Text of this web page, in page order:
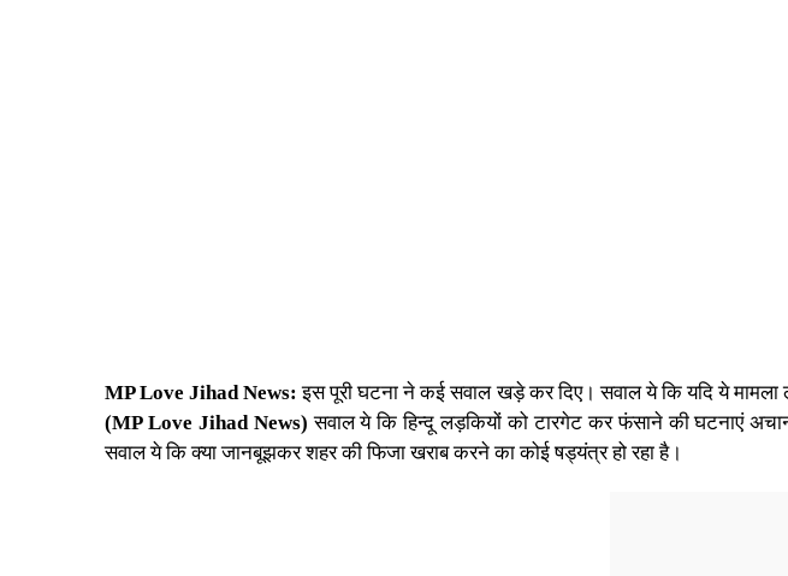
MP Love Jihad News: इस पूरी घटना ने कई सवाल खड़े कर दिए। सवाल ये कि यदि ये
(MP Love Jihad News) सवाल ये कि हिन्दू लड़कियों को टारगेट कर फंसाने की घटनाएं
सवाल ये कि क्या जानबूझकर शहर की फिजा खराब करने का कोई षड्यंत्र हो रहा है।